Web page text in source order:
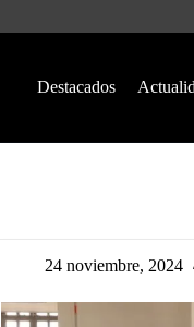
Destacados
24 noviembre, 2024